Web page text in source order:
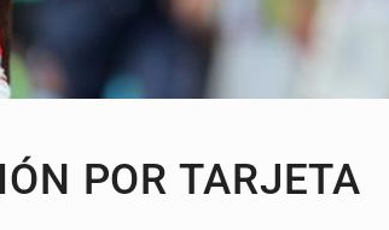
POR TARJETA